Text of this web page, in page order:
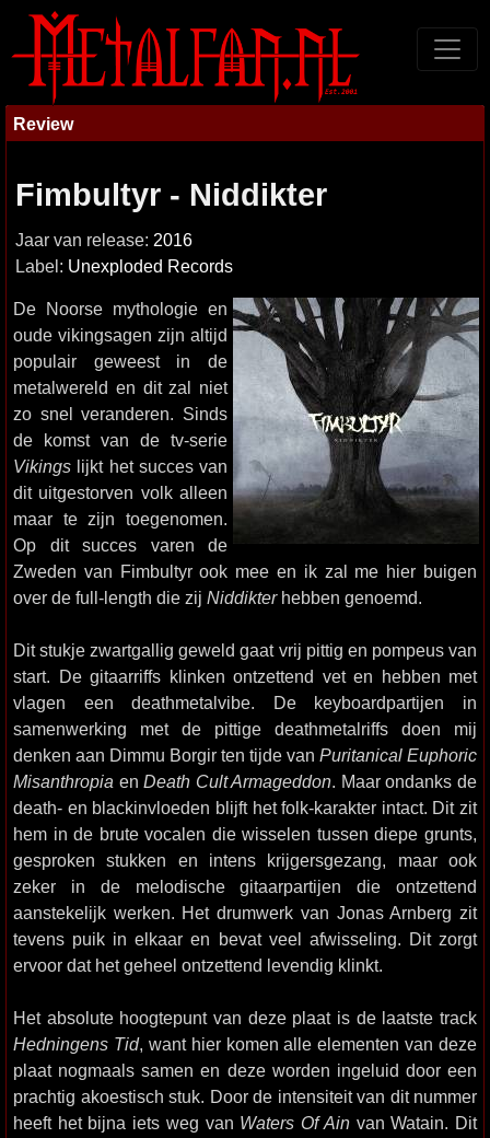
Review
Fimbultyr - Niddikter
Jaar van release: 2016
Label: Unexploded Records
De Noorse mythologie en
oude vikingsagen zijn altijd
populair geweest in de
metalwereld en dit zal niet
zo snel veranderen. Sinds
de komst van de tv-serie
Vikings lijkt het succes van
dit uitgestorven volk alleen
maar te zijn toegenomen.
Op dit succes varen de
Zweden van Fimbultyr ook mee en ik zal me hier buigen
over de full-length die zij Niddikterhebben genoemd.
Dit stukje zwartgallig geweld gaat vrij pittig en pompeus van
start. De gitaarriffs klinken ontzettend vet en hebben met
vlagen een deathmetalvibe. De keyboardpartijen in
samenwerking met de pittige deathmetalriffs doen mij
denken aan Dimmu Borgir ten tijde van Puritanical Euphoric
Misanthropia enDeath Cult Armageddon. Maar ondanks de
death- en blackinvloeden blijft het folk-karakter intact. Dit zit
hem in de brute vocalen die wisselen tussen diepe grunts,
gesproken stukken en intens krijgersgezang, maar ook
zeker in de melodische gitaarpartijen die ontzettend
aanstekelijk werken. Het drumwerk van Jonas Arnberg zit
tevens puik in elkaar en bevat veel afwisseling. Dit zorgt
ervoor dat het geheel ontzettend levendig klinkt.
Het absolute hoogtepunt van deze plaat is de laatste track
Hedningens Tid, want hier komen alle elementen van deze
plaat nogmaals samen en deze worden ingeluid door een
prachtig akoestisch stuk. Door de intensiteit van dit nummer
heeft het bijna iets weg van Waters Of Ainvan Watain. Dit